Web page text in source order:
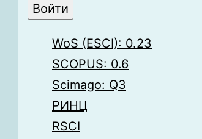
WoS (ESCI): 0.23
SCOPUS: 0.6
Scimago: Q3
РИНЦ
RSCI